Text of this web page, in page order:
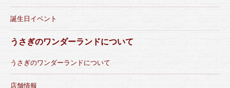
誕生日イベント
うさぎのワンダーランドについて
うさぎのワンダーランドについて
店舗情報